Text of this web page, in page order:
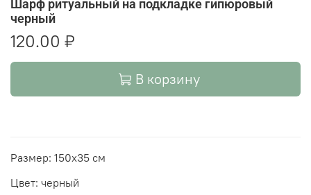
Шарф ритуальный на подкладке гипюровый
черный
120.00 ₽
В корзину
Размер: 150х35 см
Цвет: черный